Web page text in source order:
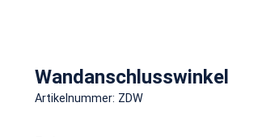
Wandanschlusswinkel
Artikelnummer: ZDW